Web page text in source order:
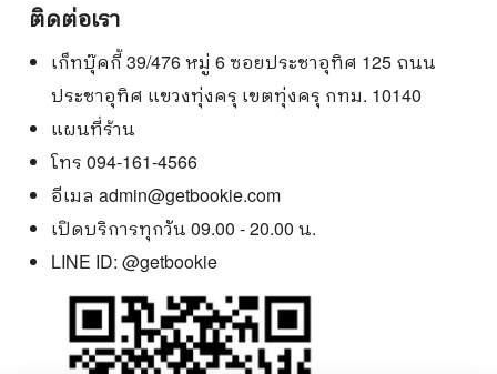
ติดต่อเรา
เก็ทบุ๊คกี้ 39/476 หมู่ 6 ซอยประชาอุทิศ 125 ถนน
ประชาอุทิศ แขวงทุ่งครุ เขตทุ่งครุ กทม. 10140
แผนที่ร้าน
โทร 094-161-4566
อีเมล admin@getbookie.com
เปิดบริการทุกวัน 09.00 - 20.00 น.
LINE ID: @getbookie